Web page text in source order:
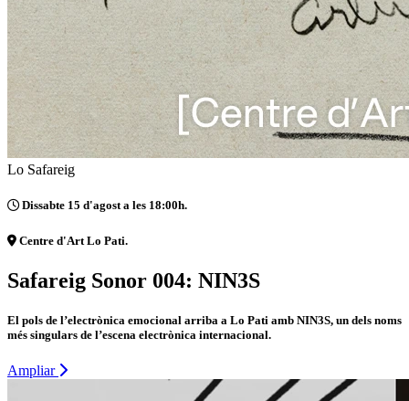
Lo Safareig
Dissabte 15 d'agost a les 18:00h.
Centre d'Art Lo Pati.
Safareig Sonor 004: NIN3S
El pols de l’electrònica emocional arriba a Lo Pati amb NIN3S, un dels noms
més singulars de l’escena electrònica internacional.
Ampliar